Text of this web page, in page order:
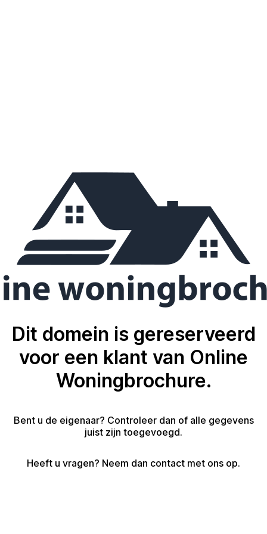
Dit domein is gereserveerd
voor een klant van Online
Woningbrochure.
Bent u de eigenaar? Controleer dan of alle gegevens
juist zijn toegevoegd.
Heeft u vragen? Neem dan contact met ons op.